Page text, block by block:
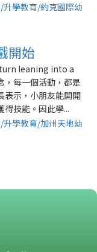
學教育/約克國際幼
開始
turn leaning into a
，每一個活動，都是
表示，小朋友能開開
技能。因此學...
學教育/加州天地幼